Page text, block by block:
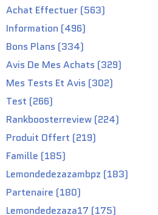
Achat Effectuer (563)
Information (496)
Bons Plans (334)
Avis De Mes Achats (329)
Mes Tests Et Avis (302)
Test (266)
Rankboosterreview (224)
Produit Offert (219)
Famille (185)
Lemondedezazambpz (183)
Partenaire (180)
Lemondedezaza17 (175)